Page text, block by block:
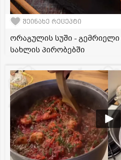
შეინახე რეცეპტი
ორაგულის სუში -
სახლის პირობებში